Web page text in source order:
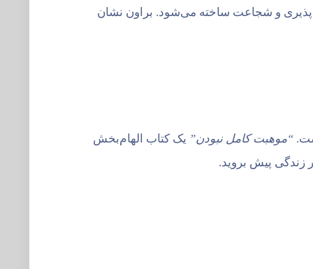
و شجاعت ساخته می‌شود. براون نشان
“موهبت کامل نبودن” یک کتاب الهام‌بخش
زندگی پیش بروید.